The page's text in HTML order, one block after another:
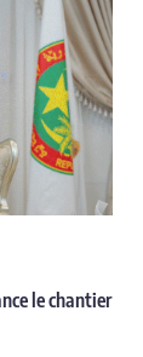
le chantier